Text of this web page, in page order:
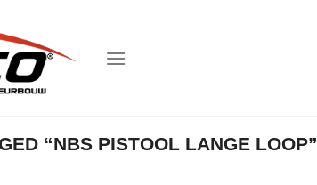
“NBS PISTOOL LANGE LOOP”